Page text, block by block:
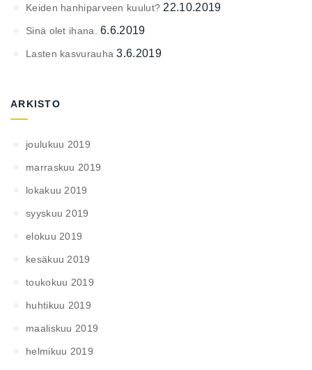
Keiden hanhiparveen kuulut? 22.10.2019
Sinä olet ihana. 6.6.2019
Lasten kasvurauha 3.6.2019
ARKISTO
joulukuu 2019
marraskuu 2019
lokakuu 2019
syyskuu 2019
elokuu 2019
kesäkuu 2019
toukokuu 2019
huhtikuu 2019
maaliskuu 2019
helmikuu 2019